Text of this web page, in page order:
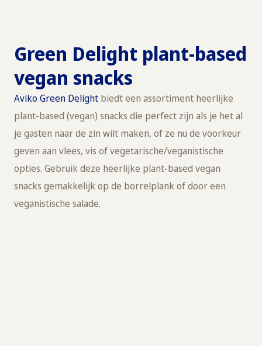
Green Delight plant-based
vegan snacks
Aviko Green Delight biedt een assortiment heerlijke
plant-based (vegan) snacks die perfect zijn als je het al
je gasten naar de zin wilt maken, of ze nu de voorkeur
geven aan vlees, vis of vegetarische/veganistische
opties. Gebruik deze heerlijke plant-based vegan
snacks gemakkelijk op de borrelplank of door een
veganistische salade.